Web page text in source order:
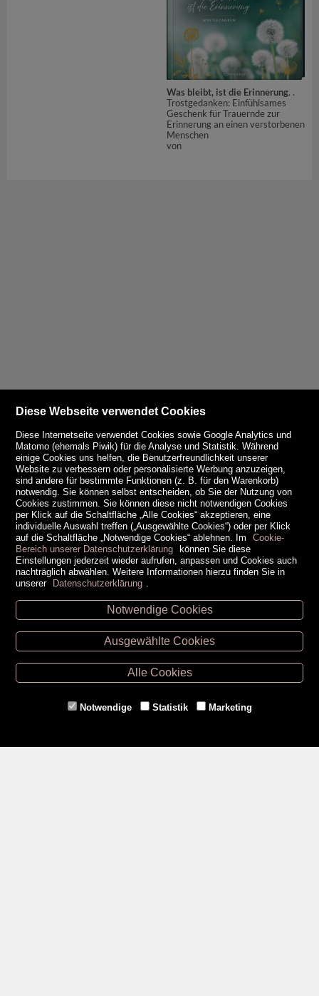
Was bleibt, ist die Erinnerung. .
Trostgedanken: Einfühlsames
Geschenk für Trauernde zur
Erinnerung an einen verstorbenen
Menschen
von
Unsere Öffnungszeiten
Retz -02942/20433
Hollabrunn -02952/30057
Eggenburg -02984/3836
Gmünd -
Diese Webseite verwendet Cookies
Diese Internetseite verwendet Cookies sowie Google Analytics und
Matomo (ehemals Piwik) für die Analyse und Statistik. Während
einige Cookies uns helfen, die Benutzerfreundlichkeit unserer
Website zu verbessern oder personalisierte Werbung anzuzeigen,
sind andere für bestimmte Funktionen (z. B. für den Warenkorb)
notwendig. Sie können selbst entscheiden, ob Sie der Nutzung von
Cookies zustimmen. Sie können diese nicht notwendigen Cookies
per Klick auf die Schaltfläche „Alle Cookies“ akzeptieren, eine
individuelle Auswahl treffen („Ausgewählte Cookies“) oder per Klick
auf die Schaltfläche „Notwendige Cookies“ ablehnen. Im
Cookie-
Bereich unserer Datenschutzerklärung können Sie diese
Einstellungen jederzeit wieder aufrufen, anpassen und Cookies auch
nachträglich abwählen. Weitere Informationen hierzu finden Sie in
unserer Datenschutzerklärung
Notwendige Cookies
Ausgewählte Cookies
Alle Cookies
Notwendige Statistik Marketing